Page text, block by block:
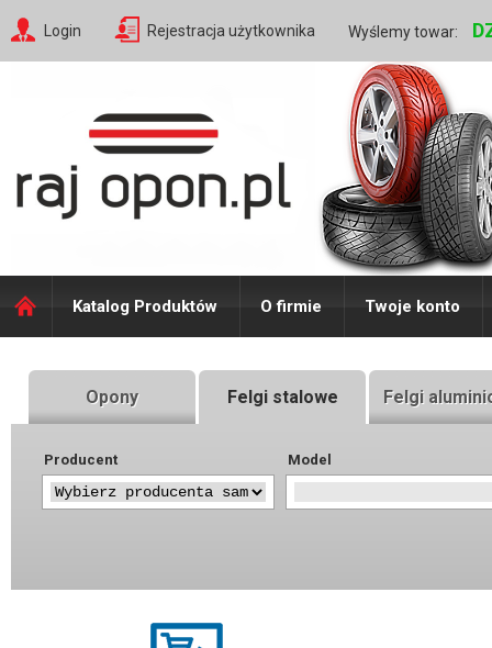
Login Rejestracja użytkownika Wyślemy towar:
Katalog Produktów O firmie Twoje konto
Opony Felgi stalowe Felgi
Producent Model